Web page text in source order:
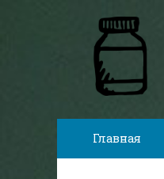
Главная